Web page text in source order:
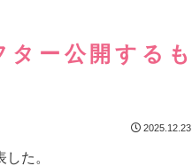
ー公開するも
2025.12.23
た。